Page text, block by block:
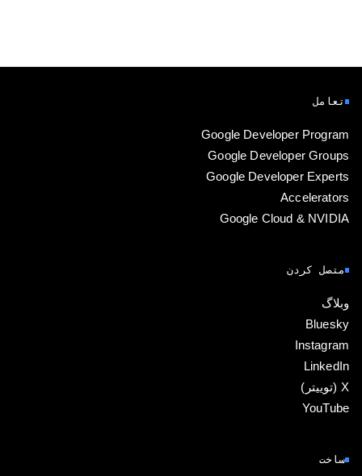
تعامل
Google Developer Program
Google Developer Groups
Google Developer Experts
Accelerators
Google Cloud & NVIDIA
متصل کردن
وبلاگ
Bluesky
Instagram
LinkedIn
‫X (توییتر)
YouTube
ساخت